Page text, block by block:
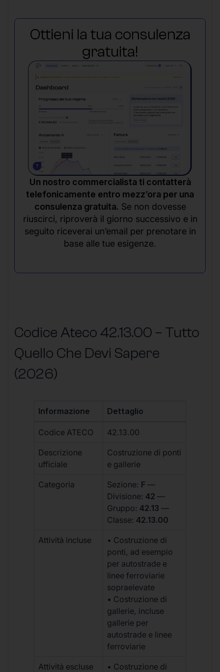
Ottieni la tua consulenza
gratuita!
Un nostro commercialista ti contatterà
telefonicamente entro mezz’ora per una
consulenza gratuita. Se non dovesse
riuscirci, riproverà il giorno successivo e in
seguito riceverai un’email per prenotare in
base alle tue esigenze.
Codice Ateco 42.13.00 – Tutto
Quello Che Devi Sapere
(2026)
Informazione Dettaglio
Codice ATECO 42.13.00
Descrizione
ufficiale
Costruzione di ponti
e gallerie
Categoria Sezione: F —
Divisione: 42 —
Gruppo: 42.13 —
Classe: 42.13.00
Attività incluse
• Costruzione di
ponti, ad esempio
per autostrade e
linee ferroviarie
sopraelevate
• Costruzione di
gallerie, incluse
gallerie per
autostrade e linee
ferroviarie
Attività escluse
• Costruzione di